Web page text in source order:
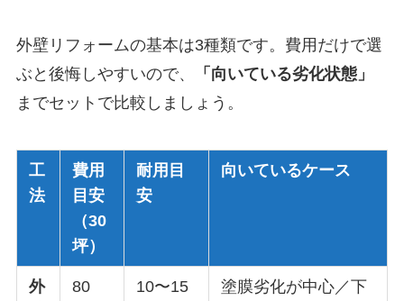
外壁リフォームの基本は3種類です。費用だけで選
ぶと後悔しやすいので、
「向いている劣化状態」
までセットで比較しましょう。
工
法
費用
目安
（30
坪）
耐用目
安
向いているケース
外
80
10〜15
塗膜劣化が中心／下